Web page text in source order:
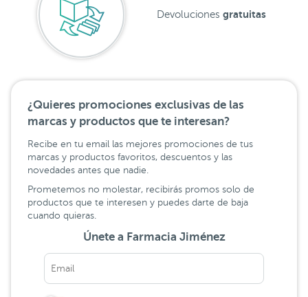
Devoluciones gratuitas
¿Quieres promociones exclusivas de las
marcas y productos que te interesan?
Recibe en tu email las mejores promociones de tus
marcas y productos favoritos, descuentos y las
novedades antes que nadie.
Prometemos no molestar, recibirás promos solo de
productos que te interesen y puedes darte de baja
cuando quieras.
Únete a Farmacia Jiménez